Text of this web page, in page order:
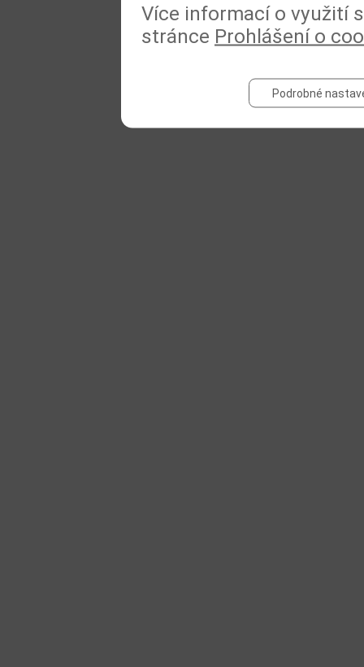
Více informací o využití
stránce Prohlášení o
Podrobné